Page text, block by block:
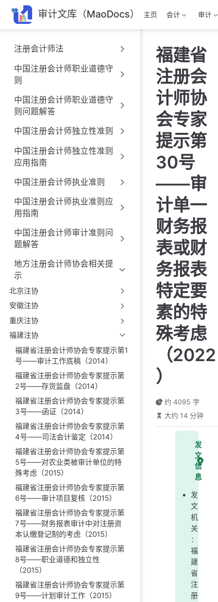
跳
至
主
要
內
容
审计文库（MaoDocs） 主页 会计 审计
注册会计师法
中国注册会计师职业道德守
则
中国注册会计师职业道德守
则问题解答
中国注册会计师独立性准则
中国注册会计师独立性准则
应用指南
中国注册会计师执业准则
中国注册会计师执业准则应
用指南
中国注册会计师审计准则问
题解答
地方注册会计师协会相关提
示
北京注协
安徽注协
重庆注协
福建注协
福建省注册会计师协会专家提示第1
号——审计工作底稿（2014）
福建省注册会计师协会专家提示第
2号——存货监盘（2014）
福建省注册会计师协会专家提示第
3号——函证（2014）
福建省注册会计师协会专家提示第
4号——司法会计鉴定（2014）
福建省注册会计师协会专家提示第
5号——对农业类被审计单位的特
殊考虑（2015）
福建省注册会计师协会专家提示第
6号——审计项目复核（2015）
福建省注册会计师协会专家提示第
7号——财务报表审计中对注册资
本认缴登记制的考虑（2015）
福建省注册会计师协会专家提示第
8号——职业道德和独立性
（2015）
福建省注册会计师协会专家提示第
9号——计划审计工作（2015）
福建省
注册会
计师协
会专家
提示第
30号
——审
计单一
财务报
表或财
务报表
特定要
素的特
殊考虑
（2022
）
约 4095 字
大约 14 分钟
发
文
信
息
发
文
机
关
：
福
建
省
注
册